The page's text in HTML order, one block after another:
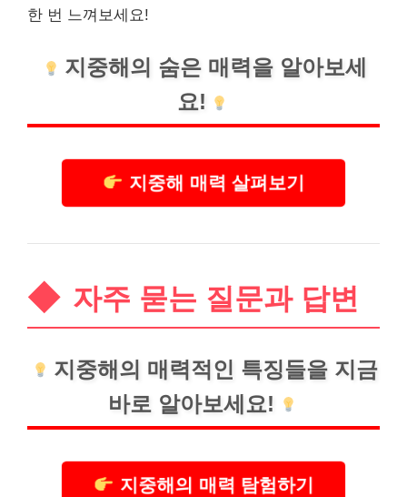
한 번 느껴보세요!
지중해의 숨은 매력을 알아보세
요!
지중해 매력 살펴보기
자주 묻는 질문과 답변
지중해의 매력적인 특징들을 지금
바로 알아보세요!
지중해의 매력 탐험하기